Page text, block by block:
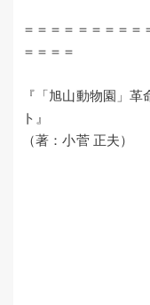
＝＝＝＝＝＝＝＝＝
＝＝＝＝
『「旭山動物園」
ト』
（著：小菅 正夫）